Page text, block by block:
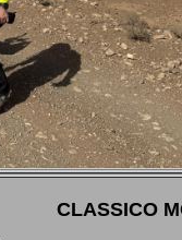
CLASSICO